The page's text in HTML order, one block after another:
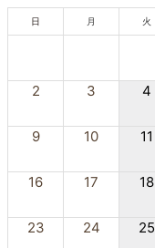
日 月 火
2 3 4
9 10 11
16 17 18
23 24 25